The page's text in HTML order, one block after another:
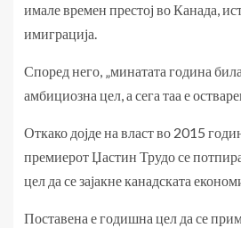
имале времен престој во Канада,
имиграција.
Според него, „минатата година
амбициозна цел, а сега таа е
Откако дојде на власт во 2015
премиерот Џастин Трудо се
цел да се зајакне канадската
Поставена е годишна цел да се